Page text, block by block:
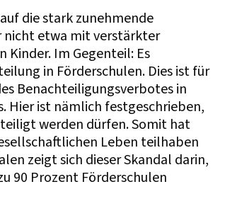
die stark zunehmende
nicht etwa mit verstärkter
Im Gegenteil: Es
in Förderschulen. Dies ist für
Benachteiligungsverbotes in
Hier ist nämlich festgeschrieben,
werden dürfen. Somit hat
Leben teilhaben
zeigt sich dieser Skandal darin,
90 Prozent Förderschulen